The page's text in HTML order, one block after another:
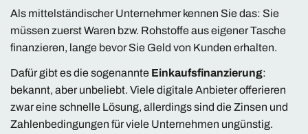
Als mittelständischer Unternehmer kennen Sie das: Sie
müssen zuerst Waren bzw. Rohstoffe aus eigener Tasche
finanzieren, lange bevor Sie Geld von Kunden erhalten.
Dafür gibt es die sogenannte Einkaufsfinanzierung:
bekannt, aber unbeliebt. Viele digitale Anbieter offerieren
zwar eine schnelle Lösung, allerdings sind die Zinsen und
Zahlenbedingungen für viele Unternehmen ungünstig.